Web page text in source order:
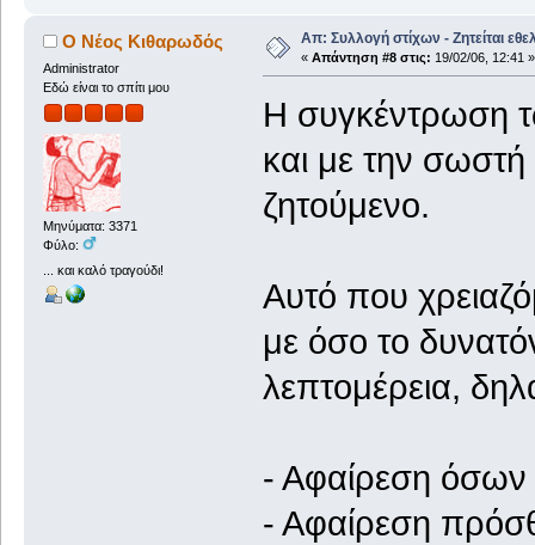
Ο Νέος Κιθαρωδός
Administrator
Εδώ είναι το σπίτι μου
Μηνύματα: 3371
Φύλο:
... και καλό τραγούδι!
Απ: Συλλογή στίχων - Ζητείται
« Απάντηση #8 στις: 19/02/06, 12:41 »
Η συγκέντρωση
και με την σωστή
ζητούμενο.
Αυτό που
με όσο το
λεπτομέρεια,
- Αφαίρεση όσων
- Αφαίρεση